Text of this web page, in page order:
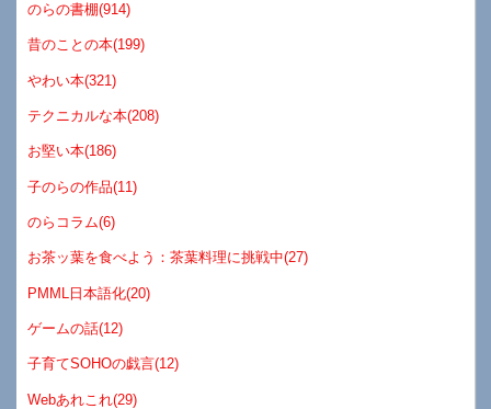
のらの書棚(914)
昔のことの本(199)
やわい本(321)
テクニカルな本(208)
お堅い本(186)
子のらの作品(11)
のらコラム(6)
お茶ッ葉を食べよう：茶葉料理に挑戦中(27)
PMML日本語化(20)
ゲームの話(12)
子育てSOHOの戯言(12)
Webあれこれ(29)